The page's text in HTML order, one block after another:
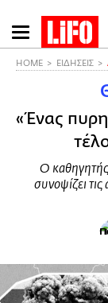
Παράκαμψη
προς
HOME ΕΙΔΗΣΕΙΣ
«Ένας
Ο
συνοψίζει